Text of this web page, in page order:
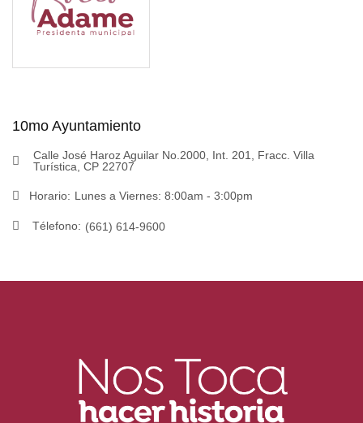
10mo Ayuntamiento
Calle José Haroz Aguilar No.2000, Int. 201, Fracc. Villa
Turística, CP 22707
Horario: Lunes a Viernes: 8:00am - 3:00pm
Télefono: (661) 614-9600